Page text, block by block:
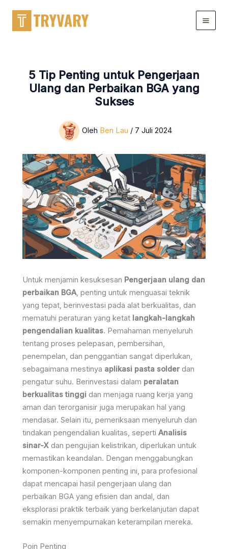
konten
5 Tip Penting untuk Pengerjaan
Ulang dan Perbaikan BGA yang
Sukses
Oleh Ben Lau / 7 Juli 2024
Untuk menjamin kesuksesan Pengerjaan ulang dan
perbaikan BGA, penting untuk menguasai teknik
yang tepat, berinvestasi pada alat berkualitas, dan
mematuhi peraturan yang ketat langkah-langkah
pengendalian kualitas. Pemahaman menyeluruh
tentang proses pelepasan, pembersihan,
penempelan, dan penggantian sangat diperlukan,
sebagaimana mestinya aplikasi pasta solder dan
pengatur suhu. Berinvestasi dalam peralatan
berkualitas tinggi dan menjaga ruang kerja yang
aman dan terorganisir juga merupakan hal yang
mendasar. Selain itu, pemeriksaan menyeluruh dan
tindakan pengendalian kualitas, seperti Analisis
sinar-X dan pengujian kelistrikan, diperlukan untuk
memastikan keandalan. Dengan menggabungkan
komponen-komponen penting ini, para profesional
dapat mencapai hasil pengerjaan ulang dan
perbaikan BGA yang efisien dan andal, dan
eksplorasi praktik terbaik yang berkelanjutan dapat
semakin menyempurnakan keterampilan mereka.
Poin Penting